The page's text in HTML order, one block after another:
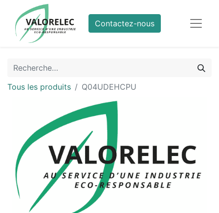
Contactez-nous
Tous les produits Q04UDEHCPU